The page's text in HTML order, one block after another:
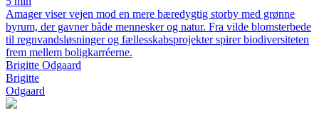
Amager viser vejen mod en mere bæredygtig storby med grønne
byrum, der gavner både mennesker og natur. Fra vilde blomsterbede
til regnvandsløsninger og fællesskabsprojekter spirer biodiversiteten
frem mellem boligkarréerne.
Brigitte Odgaard
Brigitte
Odgaard